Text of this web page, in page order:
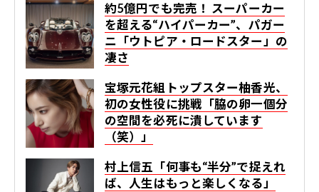
約5億円でも完売！ スーパーカー
を超える“ハイパーカー”、パガー
ニ「ウトピア・ロードスター」の
凄さ
宝塚元花組トップスター柚香光、
初の女性役に挑戦「脇の卵一個分
の空間を必死に潰しています
（笑）」
村上信五「何事も“半分”で捉えれ
ば、人生はもっと楽しくなる」